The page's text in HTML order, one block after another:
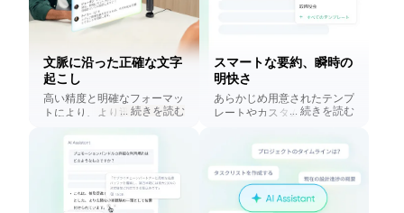
文脈に沿った正確な文字
起こし
高い精度と明確なフォーマッ
トにより、より迅速なレビュ
ます。
... 続きを読む
スマートな要約、瞬時の
明快さ
あらかじめ用意されたテンプ
レートやカスタムテンプレー
ンアイテム付きのクリーンで
プロフェッショナルな要約を
作成します。
... 続きを読む